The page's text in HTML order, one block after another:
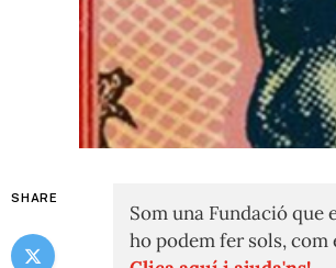
SHARE
Som una Fundació que
ho podem fer sols, com